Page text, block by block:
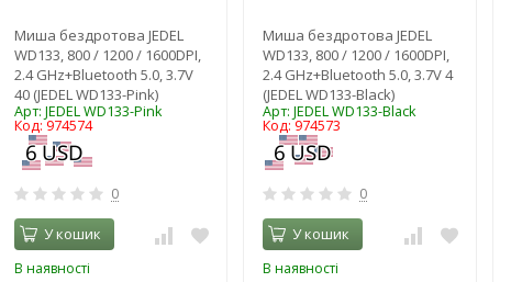
Миша бездротова JEDEL
WD133, 800 / 1200 / 1600DPI,
2.4 GHz+Bluetooth 5.0, 3.7V
40 (JEDEL WD133-Pink)
Арт: JEDEL WD133-Pink
Код: 974574
0
У кошик
В наявності
Миша бездротова JEDEL
WD133, 800 / 1200 / 1600DPI,
2.4 GHz+Bluetooth 5.0, 3.7V 4
(JEDEL WD133-Black)
Арт: JEDEL WD133-Black
Код: 974573
0
У кошик
В наявності